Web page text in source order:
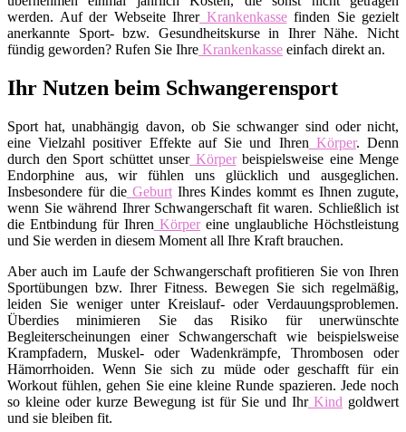
werden. Auf der Webseite IhrerKrankenkassefinden Sie gezielt
anerkannte Sport- bzw. Gesundheitskurse in Ihrer Nähe. Nicht
fündig geworden? Rufen Sie Ihre Krankenkasse einfach direkt an.
Ihr Nutzen beim Schwangerensport
Sport hat, unabhängig davon, ob Sie schwanger sind oder nicht,
eine Vielzahl positiver Effekte auf Sie und Ihren Körper. Denn
durch den Sport schüttet unserKörperbeispielsweise eine Menge
Endorphine aus, wir fühlen uns glücklich und ausgeglichen.
Insbesondere für dieGeburtIhres Kindes kommt es Ihnen zugute,
wenn Sie während Ihrer Schwangerschaft fit waren. Schließlich ist
die Entbindung für Ihren Körpereine unglaubliche Höchstleistung
und Sie werden in diesem Moment all Ihre Kraft brauchen.
Aber auch im Laufe der Schwangerschaft profitieren Sie von Ihren
Sportübungen bzw. Ihrer Fitness. Bewegen Sie sich regelmäßig,
leiden Sie weniger unter Kreislauf- oder Verdauungsproblemen.
Überdies minimieren Sie das Risiko für unerwünschte
Begleiterscheinungen einer Schwangerschaft wie beispielsweise
Krampfadern, Muskel- oder Wadenkrämpfe, Thrombosen oder
Hämorrhoiden. Wenn Sie sich zu müde oder geschafft für ein
Workout fühlen, gehen Sie eine kleine Runde spazieren. Jede noch
so kleine oder kurze Bewegung ist für Sie und IhrKind goldwert
und sie bleiben fit.